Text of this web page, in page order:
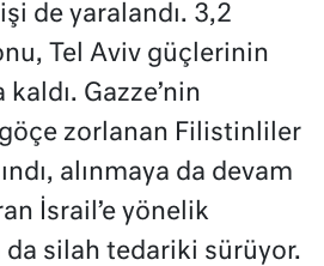
de yaralandı. 3,2
Tel Aviv güçlerinin
Gazze’nin
zorlanan Filistinliler
alınmaya da devam
İsrail’e yönelik
da silah tedariki sürüyor.